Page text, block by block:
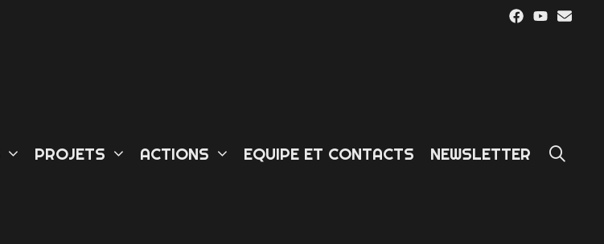
PROJETS ACTIONS EQUIPE ET CONTACTS NEWSLETTER